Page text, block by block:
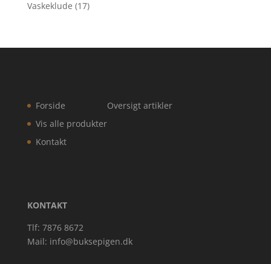
Vaskeklude (17)
Forside
Vis alle produkter
Kontakt
Oversigt artikler
KONTAKT
Tlf: 7876 8672
Mail: info@buksepigen.dk